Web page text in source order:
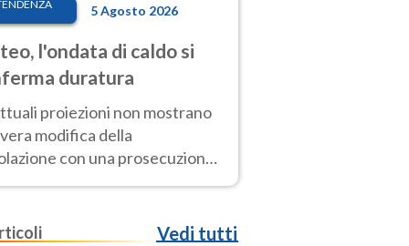
5 Agosto 2026
l'ondata di caldo si
duratura
proiezioni non mostrano
modifica della
con una prosecuzione
fuori scala per molti
Vedi tutti